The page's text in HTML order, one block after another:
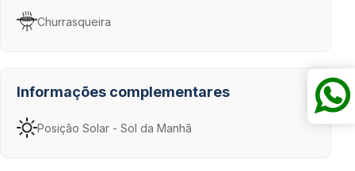
Churrasqueira
Informações complementares
Posição Solar - Sol da Manhã